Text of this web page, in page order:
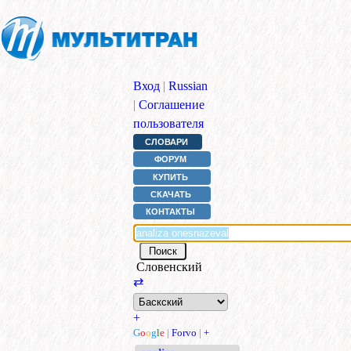
Вход | Russian
| Соглашение
пользователя
СЛОВАРИ
ФОРУМ
КУПИТЬ
СКАЧАТЬ
КОНТАКТЫ
Словенский
⇄
+
Google | Forvo | +